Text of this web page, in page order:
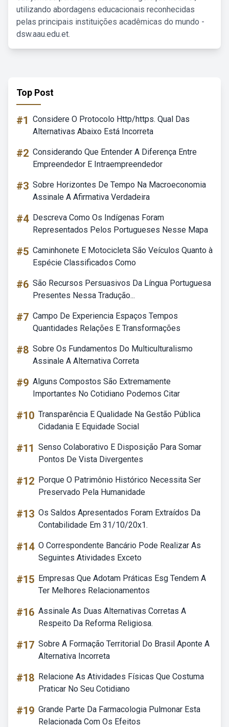
utilizando abordagens educacionais reconhecidas
pelas principais instituições acadêmicas do mundo -
dsw.aau.edu.et.
Top Post
#1 Considere O Protocolo Http/https. Qual Das
Alternativas Abaixo Está Incorreta
#2 Considerando Que Entender A Diferença Entre
Empreendedor E Intraempreendedor
#3 Sobre Horizontes De Tempo Na Macroeconomia
Assinale A Afirmativa Verdadeira
#4 Descreva Como Os Indígenas Foram
Representados Pelos Portugueses Nesse Mapa
#5 Caminhonete E Motocicleta São Veículos Quanto à
Espécie Classificados Como
#6 São Recursos Persuasivos Da Língua Portuguesa
Presentes Nessa Tradução...
#7 Campo De Experiencia Espaços Tempos
Quantidades Relações E Transformações
#8 Sobre Os Fundamentos Do Multiculturalismo
Assinale A Alternativa Correta
#9 Alguns Compostos São Extremamente
Importantes No Cotidiano Podemos Citar
#10 Transparência E Qualidade Na Gestão Pública
Cidadania E Equidade Social
#11 Senso Colaborativo E Disposição Para Somar
Pontos De Vista Divergentes
#12 Porque O Patrimônio Histórico Necessita Ser
Preservado Pela Humanidade
#13 Os Saldos Apresentados Foram Extraídos Da
Contabilidade Em 31/10/20x1.
#14 O Correspondente Bancário Pode Realizar As
Seguintes Atividades Exceto
#15 Empresas Que Adotam Práticas Esg Tendem A
Ter Melhores Relacionamentos
#16 Assinale As Duas Alternativas Corretas A
Respeito Da Reforma Religiosa.
#17 Sobre A Formação Territorial Do Brasil Aponte A
Alternativa Incorreta
#18 Relacione As Atividades Físicas Que Costuma
Praticar No Seu Cotidiano
#19 Grande Parte Da Farmacologia Pulmonar Esta
Relacionada Com Os Efeitos